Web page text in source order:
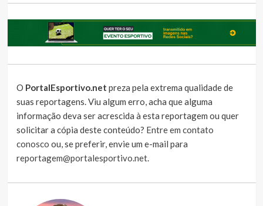
O PortalEsportivo.net preza pela extrema qualidade de
suas reportagens. Viu algum erro, acha que alguma
informação deva ser acrescida à esta reportagem ou quer
solicitar a cópia deste conteúdo? Entre em contato
conosco ou, se preferir, envie um e-mail para
reportagem@portalesportivo.net.